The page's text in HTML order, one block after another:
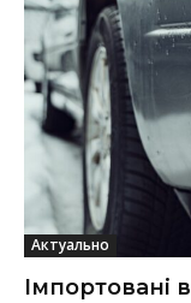
Актуально
Імпортовані